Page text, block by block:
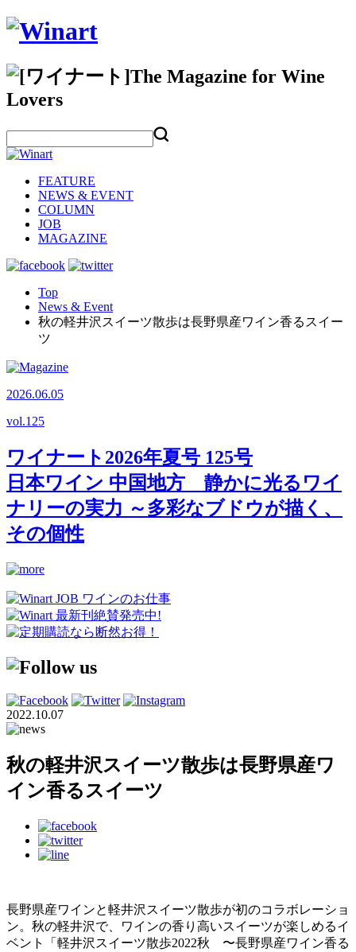
FEATURE
NEWS & EVENT
COLUMN
JOB
MAGAZINE
Top
News & Event
秋の軽井沢スイーツ散歩は長野県産ワイン香るスイー
ツ
2026.06.05
vol.125
ワイナート2026年夏号 125号
日本ワイン 中国地方 静かに光るワイ
ナリーの実力 ～多彩なブドウが描く、
その個性
2022.10.07
秋の軽井沢スイーツ散歩は長野県産ワ
イン香るスイーツ
長野県産ワインと軽井沢スイーツ散歩が初のコラボレーショ
ン。秋の軽井沢で、ワインの香り高いスイーツが楽しめるイ
ベント「軽井沢スイーツ散歩2022秋 〜長野県産ワイン香る